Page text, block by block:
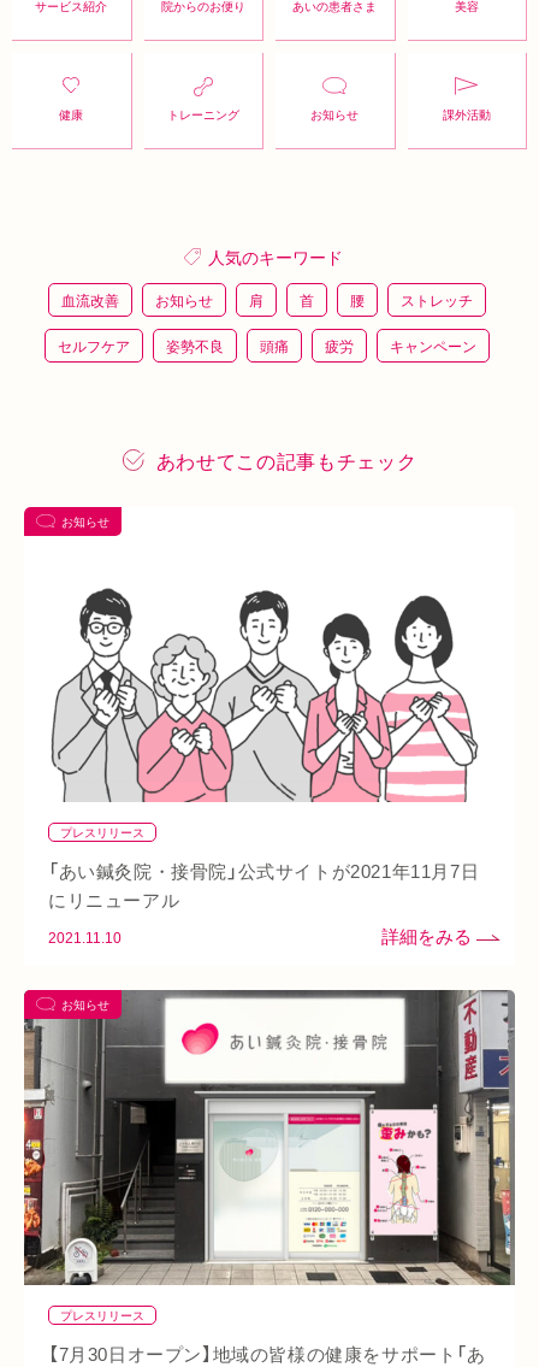
サービス紹介 院からのお便り あいの患者さま 美容
健康 トレーニング お知らせ 課外活動
人気のキーワード
血流改善 お知らせ 肩 首 腰 ストレッチ
セルフケア 姿勢不良 頭痛 疲労 キャンペーン
あい通信
対応できる症状 上本町 土・祝営業 ダイエット
ふくらはぎ ストレス 背骨 腱鞘炎 腕
シワ・シミ・たるみ 手首 谷9 寒暖差 梅雨
四十肩 五十肩 代謝 めまい 眼精疲労 スマホ首
美肌 自律神経失調症 寝違え ぎっくり腰 美容鍼
熱中症 夏バテ
こむら返り
ファスティング 土・日・祝営業 筋緊張
ばね指 小顔 乾燥肌 日焼け 地下街 本町
阪急桂駅 天満橋 天王寺 頸椎椎間板ヘルニア
整骨院 好転反応 脱水症状 反り腰 湿気
なんばウォーク イオンタウン小阪 今里 クリスタ長堀
駅構内 八戸ノ里駅 呼吸 玉造 春バテ
あわせてこの記事もチェック
お知らせ
プレスリリース
「あい鍼灸院・接骨院」公式サイトが2021年11月7日
にリニューアル
2021.11.10
お知らせ
プレスリリース
【7月30日オープン】地域の皆様の健康をサポート「あ